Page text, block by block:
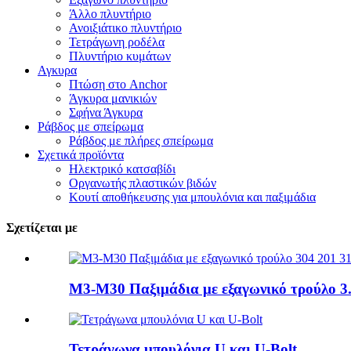
Άλλο πλυντήριο
Ανοιξιάτικο πλυντήριο
Τετράγωνη ροδέλα
Πλυντήριο κυμάτων
Αγκυρα
Πτώση στο Anchor
Άγκυρα μανικιών
Σφήνα Άγκυρα
Ράβδος με σπείρωμα
Ράβδος με πλήρες σπείρωμα
Σχετικά προϊόντα
Ηλεκτρικό κατσαβίδι
Οργανωτής πλαστικών βιδών
Κουτί αποθήκευσης για μπουλόνια και παξιμάδια
Σχετίζεται με
M3-M30 Παξιμάδια με εξαγωνικό τρούλο